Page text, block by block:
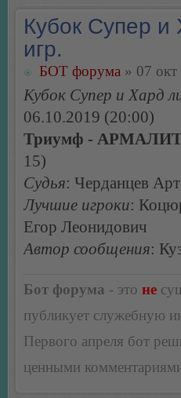
Кубок Супер и
игр.
БОТ форума » 07
Кубок Супер и Хард
06.10.2019 (20:00)
Триумф - АРМАЛИТ
15)
Судья: Черданцев
Лучшие игроки:
Егор Леонидович
Автор сообщения:
Бот форума - это не
публикует служебную
Первого апреля бот
ценными